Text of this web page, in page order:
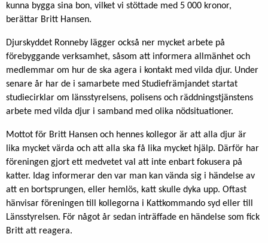
kunna bygga sina bon, vilket vi stöttade med 5 000 kronor,
berättar Britt Hansen.
Djurskyddet Ronneby lägger också ner mycket arbete på
förebyggande verksamhet, såsom att informera allmänhet och
medlemmar om hur de ska agera i kontakt med vilda djur. Under
senare år har de i samarbete med Studiefrämjandet startat
studiecirklar om länsstyrelsens, polisens och räddningstjänstens
arbete med vilda djur i samband med olika nödsituationer.
Mottot för Britt Hansen och hennes kollegor är att alla djur är
lika mycket värda och att alla ska få lika mycket hjälp. Därför har
föreningen gjort ett medvetet val att inte enbart fokusera på
katter. Idag informerar den var man kan vända sig i händelse av
att en bortsprungen, eller hemlös, katt skulle dyka upp. Oftast
hänvisar föreningen till kollegorna i Kattkommando syd eller till
Länsstyrelsen. För något år sedan inträffade en händelse som fick
Britt att reagera.